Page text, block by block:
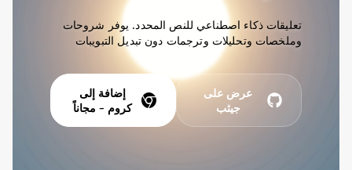
تعليقات ذكاء اصطناعي للنص المحدد. يوفر شروحات
وملخصات وتحليلات وترجمات دون تبديل التبويبات
إضافة إلى
كروم - مجاناً
عرض على
جيثب